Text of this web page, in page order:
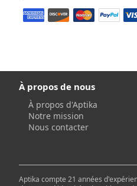
À propos de nous
À propos d'Aptika
Notre mission
Nous contacter
Aptika compte 21 années